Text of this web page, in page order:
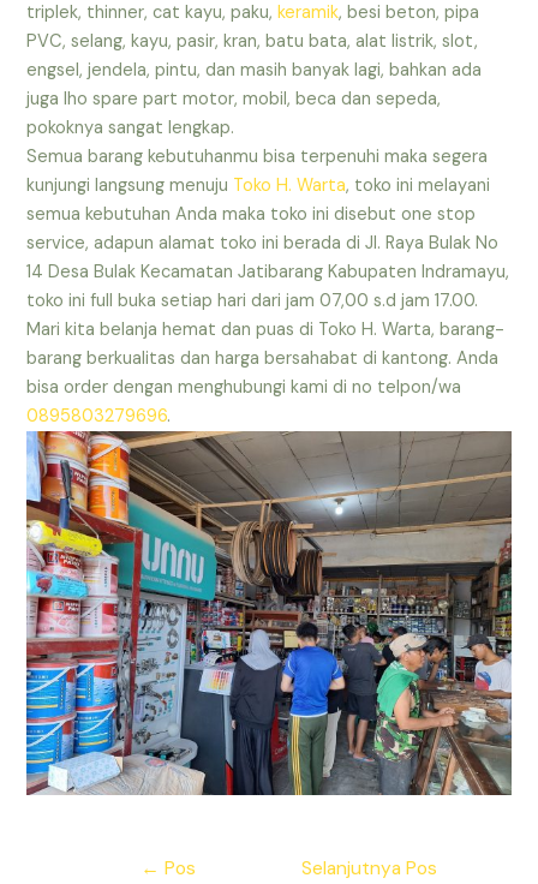
triplek, thinner, cat kayu, paku,keramik, besi beton, pipa
PVC, selang, kayu, pasir, kran, batu bata, alat listrik, slot,
engsel, jendela, pintu, dan masih banyak lagi, bahkan ada
juga lho spare part motor, mobil, beca dan sepeda,
pokoknya sangat lengkap.
Semua barang kebutuhanmu bisa terpenuhi maka segera
kunjungi langsung menuju Toko H. Warta, toko ini melayani
semua kebutuhan Anda maka toko ini disebut one stop
service, adapun alamat toko ini berada di Jl. Raya Bulak No
14 Desa Bulak Kecamatan Jatibarang Kabupaten Indramayu,
toko ini full buka setiap hari dari jam 07,00 s.d jam 17.00.
Mari kita belanja hemat dan puas di Toko H. Warta, barang-
barang berkualitas dan harga bersahabat di kantong. Anda
bisa order dengan menghubungi kami di no telpon/wa
0895803279696.
← Pos
Selanjutnya Pos